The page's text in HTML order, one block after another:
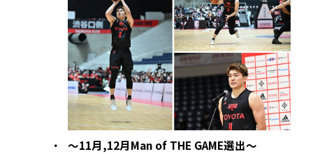
～11月,12月Man of THE GAME選出～